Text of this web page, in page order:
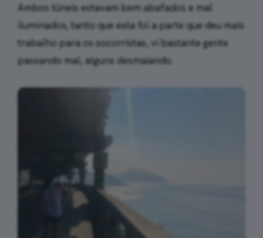
Ambos túneis estavam bem abafados e mal
iluminados, tanto que esta foi a parte que deu mais
trabalho para os socorristas, vi bastante gente
passando mal, alguns desmaiando.